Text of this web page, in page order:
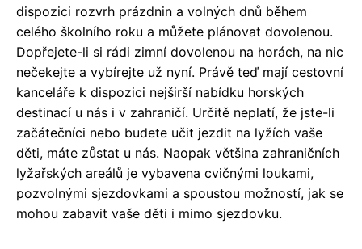
dispozici rozvrh prázdnin a volných dnů během
celého školního roku a můžete plánovat dovolenou.
Dopřejete-li si rádi zimní dovolenou na horách, na nic
nečekejte a vybírejte už nyní. Právě teď mají cestovní
kanceláře k dispozici nejširší nabídku horských
destinací u nás i v zahraničí. Určitě neplatí, že jste-li
začátečníci nebo budete učit jezdit na lyžích vaše
děti, máte zůstat u nás. Naopak většina zahraničních
lyžařských areálů je vybavena cvičnými loukami,
pozvolnými sjezdovkami a spoustou možností, jak se
mohou zabavit vaše děti i mimo sjezdovku.